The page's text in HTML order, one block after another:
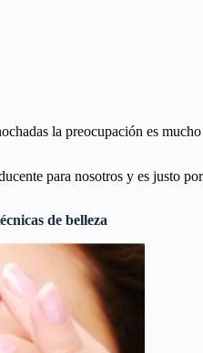
la preocupación es
para nosotros y es justo
de belleza